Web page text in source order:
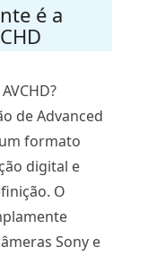
é a
de Advanced
formato
digital e
O
Sony e